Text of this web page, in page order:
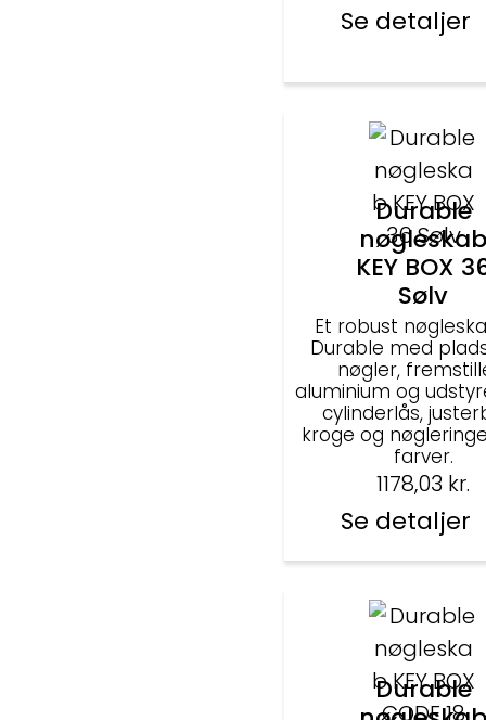
Se detaljer
Durable
KEY BOX
Sølv
Et robust
Durable med
nøgler,
aluminium og
cylinderlås,
kroge og
farver.
1178,03 kr.
Se detaljer
Durable